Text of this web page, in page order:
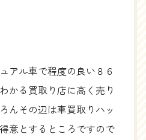
アル車で程度の良い８６
かる買取り店に高く売り
んその辺は車買取りハッ
意とするところですので